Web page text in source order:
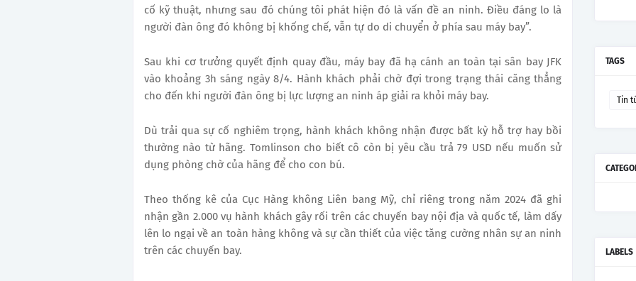
cố kỹ thuật, nhưng sau đó chúng tôi phát hiện đó là vấn đề an ninh. Điều đáng lo là
người đàn ông đó không bị khống chế, vẫn tự do di chuyển ở phía sau máy bay”.
Sau khi cơ trưởng quyết định quay đầu, máy bay đã hạ cánh an toàn tại sân bay JFK
vào khoảng 3h sáng ngày 8/4. Hành khách phải chờ đợi trong trạng thái căng thẳng
cho đến khi người đàn ông bị lực lượng an ninh áp giải ra khỏi máy bay.
Dù trải qua sự cố nghiêm trọng, hành khách không nhận được bất kỳ hỗ trợ hay bồi
thường nào từ hãng. Tomlinson cho biết cô còn bị yêu cầu trả 79 USD nếu muốn sử
dụng phòng chờ của hãng để cho con bú.
Theo thống kê của Cục Hàng không Liên bang Mỹ, chỉ riêng trong năm 2024 đã ghi
nhận gần 2.000 vụ hành khách gây rối trên các chuyến bay nội địa và quốc tế, làm dấy
lên lo ngại về an toàn hàng không và sự cần thiết của việc tăng cường nhân sự an ninh
trên các chuyến bay.
TAGS
Tin
LABELS